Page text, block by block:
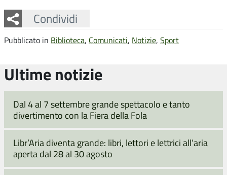
Condividi
Facebook
Twitter
Whatsapp
Pubblicato in Biblioteca, Comunicati, Notizie, Sport
Ultime notizie
Dal 4 al 7 settembre grande spettacolo e tanto
divertimento con la Fiera della Fola
Libr’Aria diventa grande: libri, lettori e lettrici all’aria
aperta dal 28 al 30 agosto